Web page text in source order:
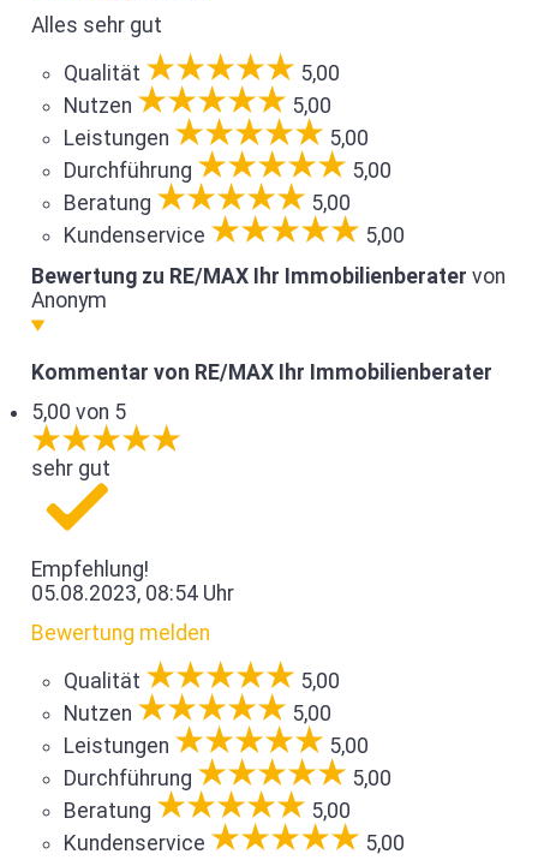
Alles sehr gut
Qualität
5,00
Nutzen
5,00
Leistungen
5,00
Durchführung
5,00
Beratung
5,00
Kundenservice
5,00
Bewertung zu RE/MAX Ihr Immobilienberater von
Anonym
Kommentar von RE/MAX Ihr Immobilienberater
5,00 von 5
sehr gut
Empfehlung!
05.08.2023, 08:54 Uhr
Bewertung melden
Qualität
5,00
Nutzen
5,00
Leistungen
5,00
Durchführung
5,00
Beratung
5,00
Kundenservice
5,00